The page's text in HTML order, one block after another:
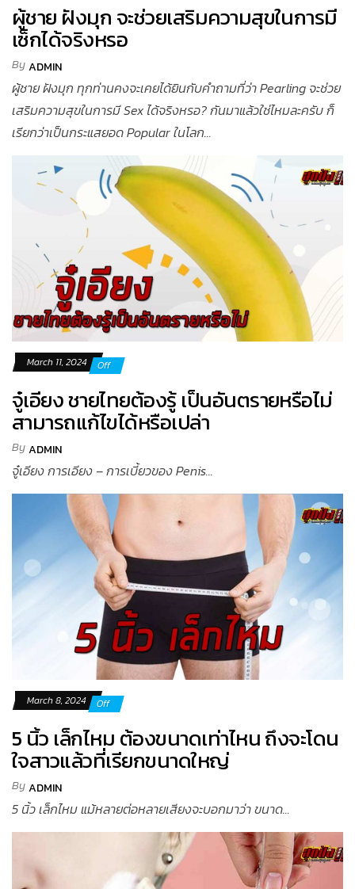
ผู้ชาย ฝังมุก จะช่วยเสริมความสุขในการมี
เซ็กได้จริงหรอ
ByADMIN
ผู้ชาย ฝังมุก ทุกท่านคงจะเคยได้ยินกับคำถามที่ว่า Pearling จะช่วย
เสริมความสุขในการมี Sex ได้จริงหรอ? กันมาแล้วใช่ไหมละครับ ก็
เรียกว่าเป็นกระแสยอด Popular ในโลก...
March 11, 2024 Off
จู๋เอียง ชายไทยต้องรู้ เป็นอันตรายหรือไม่
สามารถแก้ไขได้หรือเปล่า
ByADMIN
จู๋เอียง การเอียง – การเบี้ยวของ Penis...
March 8, 2024 Off
5 นิ้ว เล็กไหม ต้องขนาดเท่าไหน ถึงจะโดน
ใจสาวแล้วที่เรียกขนาดใหญ่
ByADMIN
5 นิ้ว เล็กไหม แม้หลายต่อหลายเสียงจะบอกมาว่า ขนาด...